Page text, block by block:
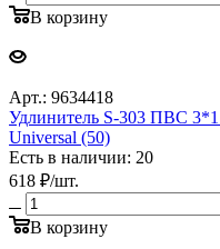
В корзину
Арт.: 9634418
Удлинитель S-303 ПВС
Universal (50)
Есть в наличии: 20
618 ₽/шт.
В корзину